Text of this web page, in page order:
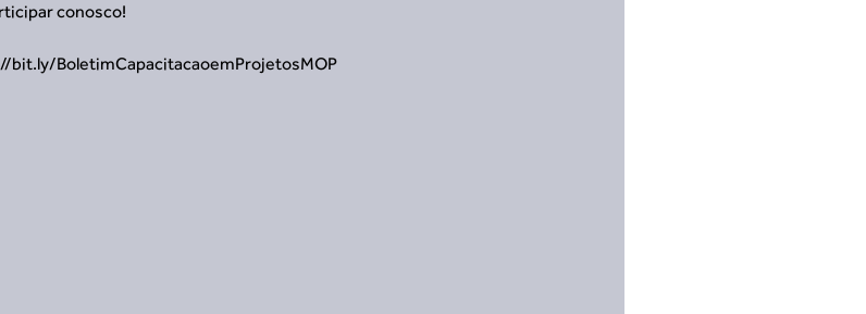
conosco!
BoletimCapacitacaoemProjetosMOP